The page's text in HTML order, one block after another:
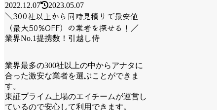
2022.12.07 2023.05.07
＼300社以上から同時見積りで最安値
（最大50%OFF）の業者を探せる！／
業界No.1提携数！引越し侍
業界最多の300社以上の中からアナタに
合った激安な業者を選ぶことができま
す。
東証プライム上場のエイチームが運営し
ているので安心して利用できます。